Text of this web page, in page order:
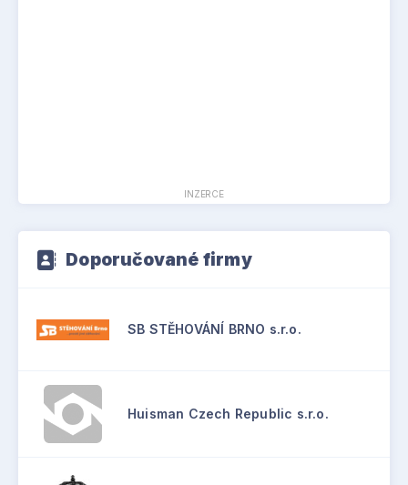
INZERCE
Doporučované firmy
SB STĚHOVÁNÍ BRNO s.r.o.
Huisman Czech Republic s.r.o.